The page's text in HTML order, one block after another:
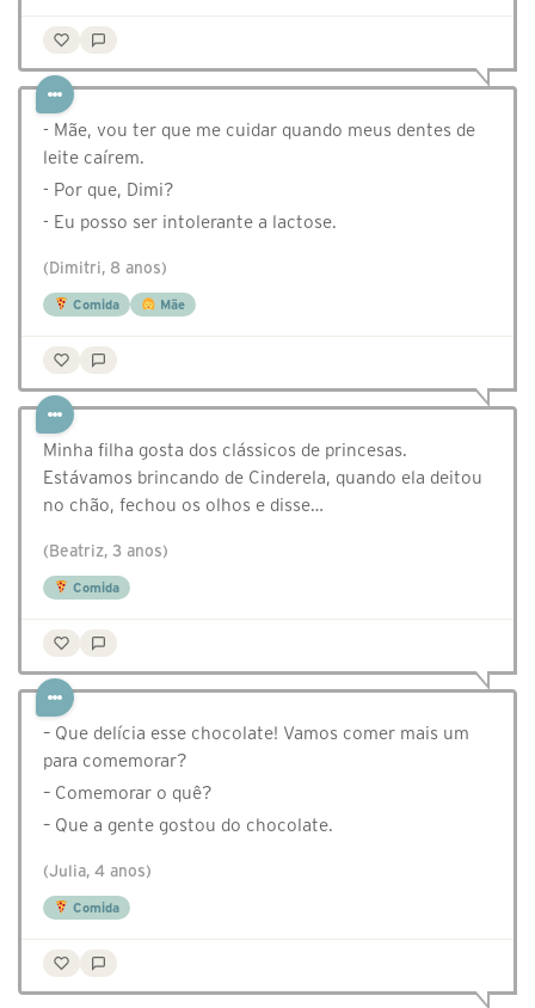
- Mãe, vou ter que me cuidar quando meus dentes de
leite caírem.
- Por que, Dimi?
- Eu posso ser intolerante a lactose.
(Dimitri, 8 anos)
Comida Mãe
Minha filha gosta dos clássicos de princesas.
Estávamos brincando de Cinderela, quando ela deitou
no chão, fechou os olhos e disse…
(Beatriz, 3 anos)
Comida
– Que delícia esse chocolate! Vamos comer mais um
para comemorar?
– Comemorar o quê?
– Que a gente gostou do chocolate.
(Julia, 4 anos)
Comida